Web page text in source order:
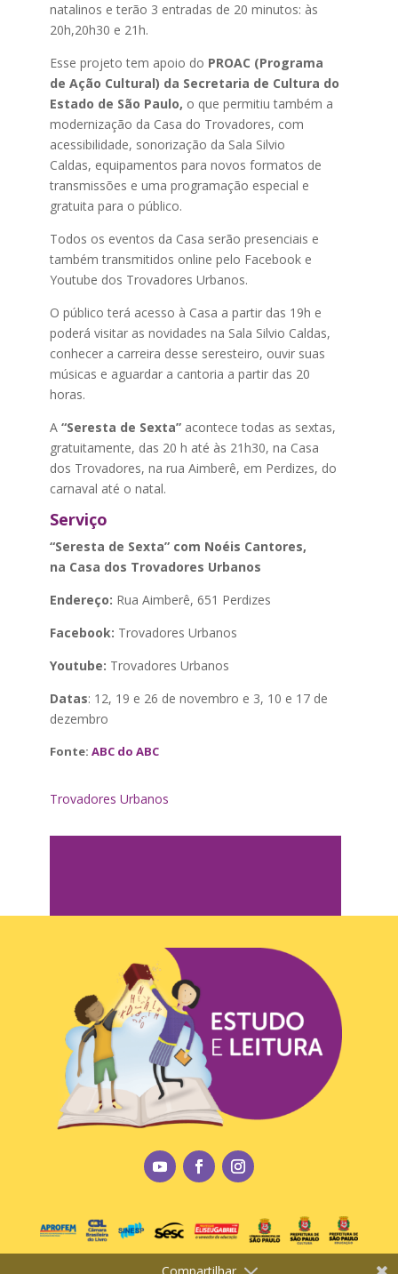
natalinos e terão 3 entradas de 20 minutos: às
20h,20h30 e 21h.
Esse projeto tem apoio do PROAC (Programa
de Ação Cultural) da Secretaria de Cultura do
Estado de São Paulo, o que permitiu também a
modernização da Casa do Trovadores, com
acessibilidade, sonorização da Sala Silvio
Caldas, equipamentos para novos formatos de
transmissões e uma programação especial e
gratuita para o público.
Todos os eventos da Casa serão presenciais e
também transmitidos online pelo Facebook e
Youtube dos Trovadores Urbanos.
O público terá acesso à Casa a partir das 19h e
poderá visitar as novidades na Sala Silvio Caldas,
conhecer a carreira desse seresteiro, ouvir suas
músicas e aguardar a cantoria a partir das 20
horas.
A “Seresta de Sexta” acontece todas as sextas,
gratuitamente, das 20 h até às 21h30, na Casa
dos Trovadores, na rua Aimberê, em Perdizes, do
carnaval até o natal.
Serviço
“Seresta de Sexta” com Noéis Cantores,
na Casa dos Trovadores Urbanos
Endereço: Rua Aimberê, 651 Perdizes
Facebook: Trovadores Urbanos
Youtube: Trovadores Urbanos
Datas: 12, 19 e 26 de novembro e 3, 10 e 17 de
dezembro
Fonte: ABC do ABC
Trovadores Urbanos